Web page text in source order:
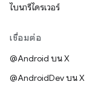
ไบนารีไดรเวอร์
เชื่อมต่อ
@Android บน X
@AndroidDev บน X